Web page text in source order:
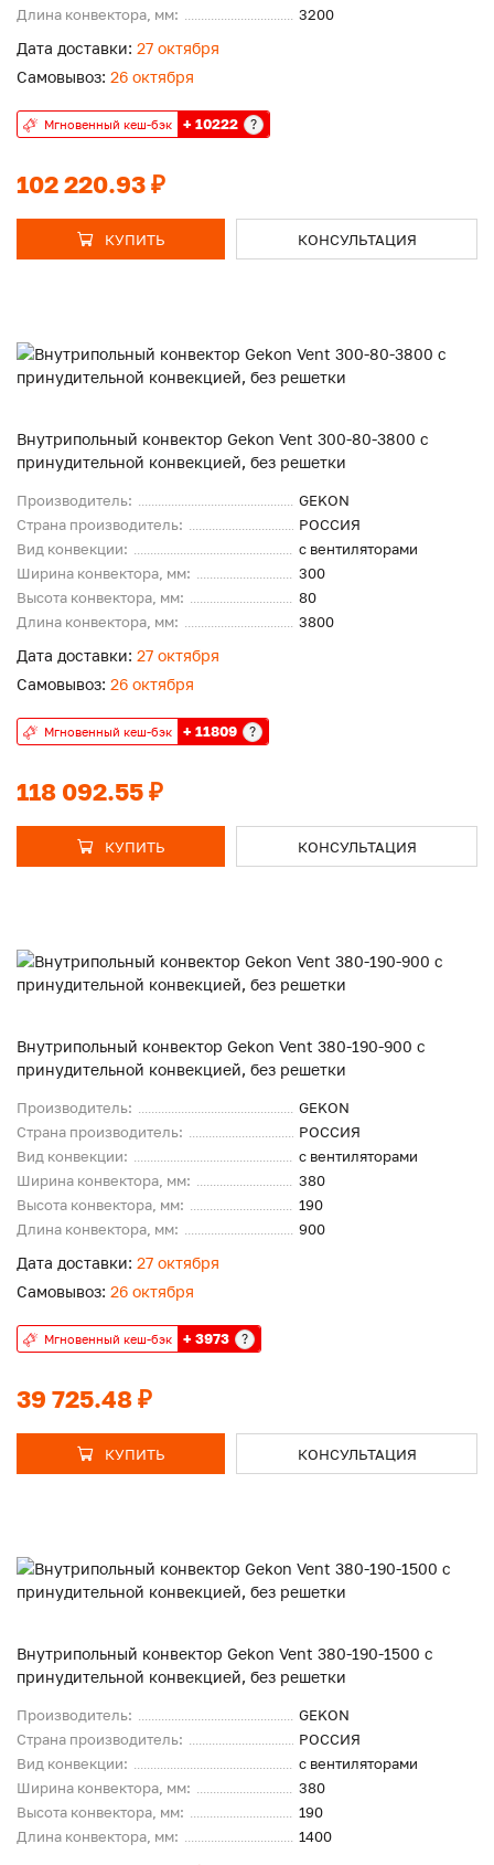
Длина конвектора, мм:
3200
102 220.93 ₽
Дата доставки: 27 октября
Самовывоз: 26 октября
Мгновенный кеш-бэк + 10222 ?
КУПИТЬ КОНСУЛЬТАЦИЯ
Внутрипольный конвектор Gekon Vent 300-80-3800 с
принудительной конвекцией, без решетки
Производитель:
GEKON
Страна производитель:
РОССИЯ
Вид конвекции:
с вентиляторами
Ширина конвектора, мм:
300
Высота конвектора, мм:
80
Длина конвектора, мм:
3800
118 092.55 ₽
Дата доставки: 27 октября
Самовывоз: 26 октября
Мгновенный кеш-бэк + 11809 ?
КУПИТЬ КОНСУЛЬТАЦИЯ
Внутрипольный конвектор Gekon Vent 380-190-900 с
принудительной конвекцией, без решетки
Производитель:
GEKON
Страна производитель:
РОССИЯ
Вид конвекции:
с вентиляторами
Ширина конвектора, мм:
380
Высота конвектора, мм:
190
Длина конвектора, мм:
900
39 725.48 ₽
Дата доставки: 27 октября
Самовывоз: 26 октября
Мгновенный кеш-бэк + 3973 ?
КУПИТЬ КОНСУЛЬТАЦИЯ
Внутрипольный конвектор Gekon Vent 380-190-1500 с
принудительной конвекцией, без решетки
Производитель:
GEKON
Страна производитель:
РОССИЯ
Вид конвекции:
с вентиляторами
Ширина конвектора, мм:
380
Высота конвектора, мм:
190
Длина конвектора, мм:
1400